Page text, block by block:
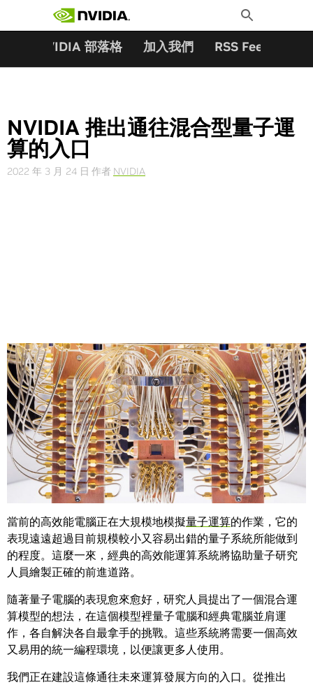
Toggle
Search
NVIDIA 部落格 加入我們 RSS Feeds
NVIDIA 推出通往混合型量子運
算的入口
2022 年 3 月 24 日 作者 NVIDIA
Share
我們正與量子運算領域的領袖們合作，打造開發者在設計未
來超高效能系統時所需的工具。
當前的高效能電腦正在大規模地模擬量子運算的作業，它的
表現遠遠超過目前規模較小又容易出錯的量子系統所能做到
的程度。這麼一來，經典的高效能運算系統將協助量子研究
人員繪製正確的前進道路。
隨著量子電腦的表現愈來愈好，研究人員提出了一個混合運
算模型的想法，在這個模型裡量子電腦和經典電腦並肩運
作，各自解決各自最拿手的挑戰。這些系統將需要一個高效
又易用的統一編程環境，以便讓更多人使用。
我們正在建設這條通往未來運算發展方向的入口。從推出